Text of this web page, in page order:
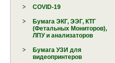
COVID-19
Бумага ЭКГ, ЭЭГ, КТГ
(Фетальных Мониторов),
ЛПУ и анализаторов
Бумага УЗИ для
видеопринтеров